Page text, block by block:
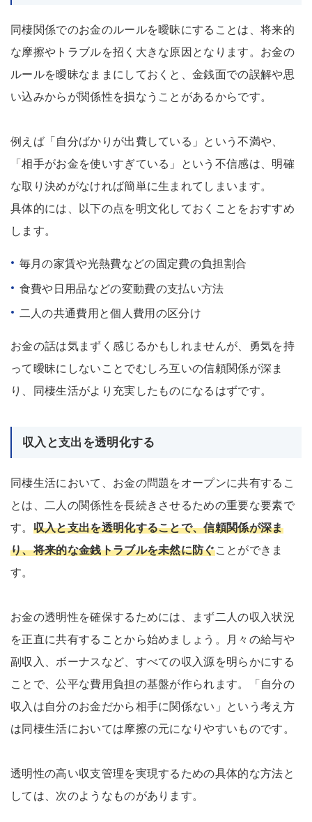
同棲関係でのお金のルールを曖昧にすることは、将来的
な摩擦やトラブルを招く大きな原因となります。お金の
ルールを曖昧なままにしておくと、金銭面での誤解や思
い込みからが関係性を損なうことがあるからです。
例えば「自分ばかりが出費している」という不満や、
「相手がお金を使いすぎている」という不信感は、明確
な取り決めがなければ簡単に生まれてしまいます。
具体的には、以下の点を明文化しておくことをおすすめ
します。
毎月の家賃や光熱費などの固定費の負担割合
食費や日用品などの変動費の支払い方法
二人の共通費用と個人費用の区分け
お金の話は気まずく感じるかもしれませんが、勇気を持
って曖昧にしないことでむしろ互いの信頼関係が深ま
り、同棲生活がより充実したものになるはずです。
収入と支出を透明化する
同棲生活において、お金の問題をオープンに共有するこ
とは、二人の関係性を長続きさせるための重要な要素で
す。 収入と支出を透明化することで、信頼関係が深ま
り、将来的な金銭トラブルを未然に防ぐことができま
す。
お金の透明性を確保するためには、まず二人の収入状況
を正直に共有することから始めましょう。月々の給与や
副収入、ボーナスなど、すべての収入源を明らかにする
ことで、公平な費用負担の基盤が作られます。「自分の
収入は自分のお金だから相手に関係ない」という考え方
は同棲生活においては摩擦の元になりやすいものです。
透明性の高い収支管理を実現するための具体的な方法と
しては、次のようなものがあります。